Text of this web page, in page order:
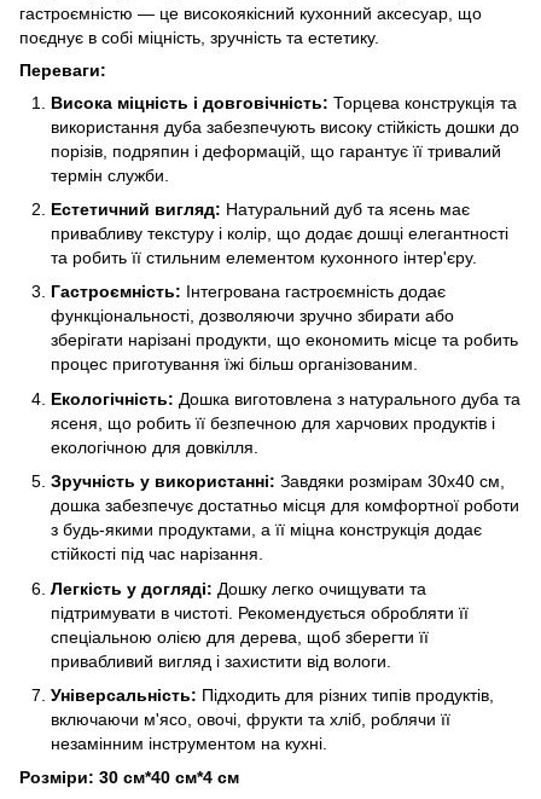
гастроємністю — це високоякісний кухонний аксесуар, що
поєднує в собі міцність, зручність та естетику.
Переваги:
Висока міцність і довговічність: Торцева конструкція та
використання дуба забезпечують високу стійкість дошки до
порізів, подряпин і деформацій, що гарантує її тривалий
термін служби.
Естетичний вигляд: Натуральний дуб та ясень має
привабливу текстуру і колір, що додає дошці елегантності
та робить її стильним елементом кухонного інтер'єру.
Гастроємність: Інтегрована гастроємність додає
функціональності, дозволяючи зручно збирати або
зберігати нарізані продукти, що економить місце та робить
процес приготування їжі більш організованим.
Екологічність: Дошка виготовлена з натурального дуба та
ясеня, що робить її безпечною для харчових продуктів і
екологічною для довкілля.
Зручність у використанні: Завдяки розмірам 30x40 см,
дошка забезпечує достатньо місця для комфортної роботи
з будь-якими продуктами, а її міцна конструкція додає
стійкості під час нарізання.
Легкість у догляді: Дошку легко очищувати та
підтримувати в чистоті. Рекомендується обробляти її
спеціальною олією для дерева, щоб зберегти її
привабливий вигляд і захистити від вологи.
Універсальність: Підходить для різних типів продуктів,
включаючи м'ясо, овочі, фрукти та хліб, роблячи її
незамінним інструментом на кухні.
Розміри: 30 см*40 см*4 см